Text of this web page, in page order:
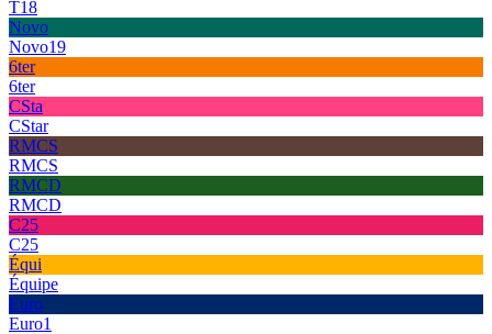
T18
Novo
Novo19
6ter
6ter
CSta
CStar
RMCS
RMCS
RMCD
RMCD
C25
C25
Équi
Équipe
Euro
Euro1